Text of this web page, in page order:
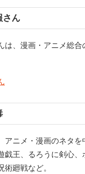
さん
は、漫画・アニメ総
アニメ・漫画のネタ
戯王、るろうに剣心、
術廻戦など。